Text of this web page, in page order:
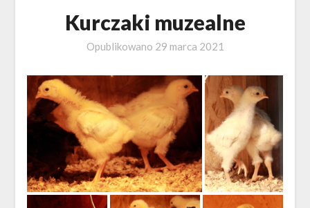
Kurczaki muzealne
Opublikowano 29 marca 2021